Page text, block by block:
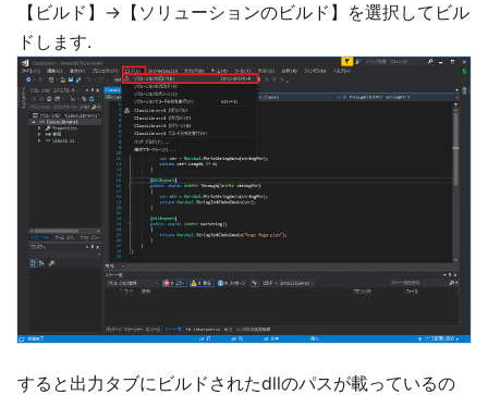
【ビルド】→【ソリューションのビルド】を選択してビル
ドします.
すると出力タブにビルドされたdllのパスが載っているの